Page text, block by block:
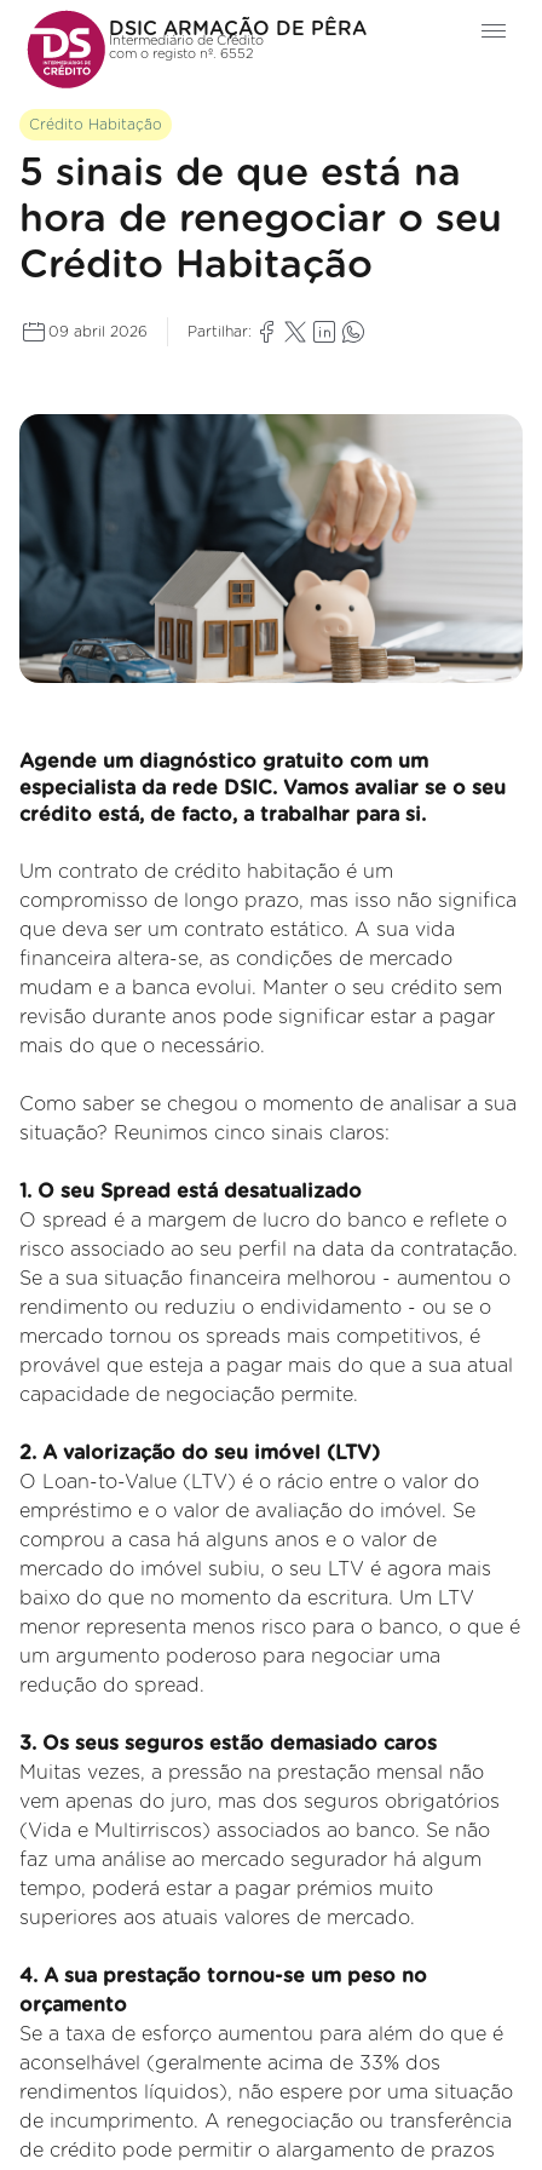
DSIC ARMAÇÃO DE PÊRA
Intermediário de Crédito
com o registo nº. 6552
Crédito Habitação
5 sinais de que está na
hora de renegociar o seu
Crédito Habitação
09 abril 2026 Partilhar:
Agende um diagnóstico gratuito com um
especialista da rede DSIC. Vamos avaliar se o seu
crédito está, de facto, a trabalhar para si.
Um contrato de crédito habitação é um
compromisso de longo prazo, mas isso não significa
que deva ser um contrato estático. A sua vida
financeira altera-se, as condições de mercado
mudam e a banca evolui. Manter o seu crédito sem
revisão durante anos pode significar estar a pagar
mais do que o necessário.
Como saber se chegou o momento de analisar a sua
situação? Reunimos cinco sinais claros:
1. O seu Spread está desatualizado
O spread é a margem de lucro do banco e reflete o
risco associado ao seu perfil na data da contratação.
Se a sua situação financeira melhorou - aumentou o
rendimento ou reduziu o endividamento - ou se o
mercado tornou os spreads mais competitivos, é
provável que esteja a pagar mais do que a sua atual
capacidade de negociação permite.
2. A valorização do seu imóvel (LTV)
O Loan-to-Value (LTV) é o rácio entre o valor do
empréstimo e o valor de avaliação do imóvel. Se
comprou a casa há alguns anos e o valor de
mercado do imóvel subiu, o seu LTV é agora mais
baixo do que no momento da escritura. Um LTV
menor representa menos risco para o banco, o que é
um argumento poderoso para negociar uma
redução do spread.
3. Os seus seguros estão demasiado caros
Muitas vezes, a pressão na prestação mensal não
vem apenas do juro, mas dos seguros obrigatórios
(Vida e Multirriscos) associados ao banco. Se não
faz uma análise ao mercado segurador há algum
tempo, poderá estar a pagar prémios muito
superiores aos atuais valores de mercado.
4. A sua prestação tornou-se um peso no
orçamento
Se a taxa de esforço aumentou para além do que é
aconselhável (geralmente acima de 33% dos
rendimentos líquidos), não espere por uma situação
de incumprimento. A renegociação ou transferência
de crédito pode permitir o alargamento de prazos